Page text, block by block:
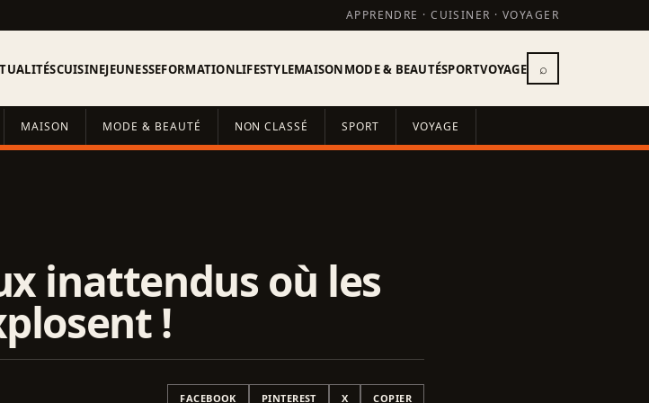
APPRENDRE · CUISINER · VOYAGER
CUISINEJEUNESSEFORMATIONLIFESTYLEMAISONMODE & BEAUTÉSPORTVOYAGE ⌕
MAISON MODE & BEAUTÉ NON CLASSÉ SPORT VOYAGE
inattendus où les
!
FACEBOOK PINTEREST X COPIER